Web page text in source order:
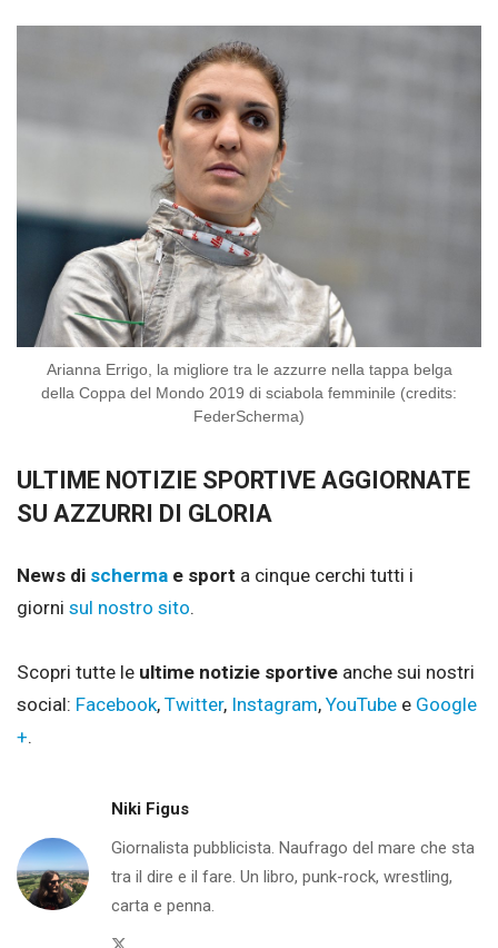
Arianna Errigo, la migliore tra le azzurre nella tappa belga
della Coppa del Mondo 2019 di sciabola femminile (credits:
FederScherma)
ULTIME NOTIZIE SPORTIVE AGGIORNATE
SU AZZURRI DI GLORIA
News di scherma e sport a cinque cerchi tutti i
giorni sul nostro sito.
Scopri tutte le ultime notizie sportive anche sui nostri
social: Facebook, Twitter, Instagram, YouTube e Google
+.
Niki Figus
Giornalista pubblicista. Naufrago del mare che sta
tra il dire e il fare. Un libro, punk-rock, wrestling,
carta e penna.